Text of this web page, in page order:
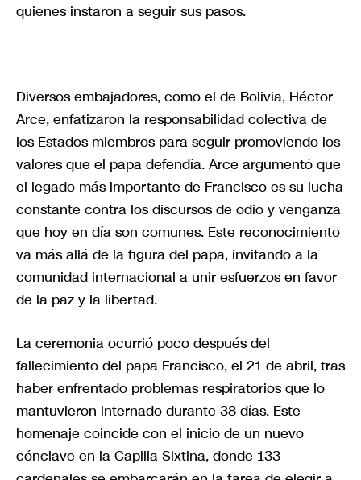
quienes instaron a seguir sus pasos.
Diversos embajadores, como el de Bolivia, Héctor
Arce, enfatizaron la responsabilidad colectiva de
los Estados miembros para seguir promoviendo los
valores que el papa defendía. Arce argumentó que
el legado más importante de Francisco es su lucha
constante contra los discursos de odio y venganza
que hoy en día son comunes. Este reconocimiento
va más allá de la figura del papa, invitando a la
comunidad internacional a unir esfuerzos en favor
de la paz y la libertad.
La ceremonia ocurrió poco después del
fallecimiento del papa Francisco, el 21 de abril, tras
haber enfrentado problemas respiratorios que lo
mantuvieron internado durante 38 días. Este
homenaje coincide con el inicio de un nuevo
cónclave en la Capilla Sixtina, donde 133